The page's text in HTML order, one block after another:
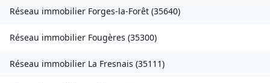
Réseau immobilier Forges-la-Forêt (35640)
Réseau immobilier Fougères (35300)
Réseau immobilier La Fresnais (35111)